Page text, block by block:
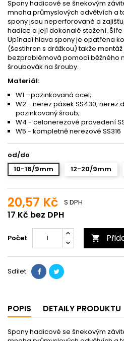
Spony hadicové se šnekovým
mnoha průmyslových odvětvích a
spony jsou neperforované a
hadice a její dokonalé stažení.
Upínací hlava spony je opatřena
(šestihran s drážkou) takže
bezproblémová pomocí běžného
šroubovák na šrouby.
Materiál:
W1 - pozinkovaná ocel;
W2 - nerez pásek SS430, nerez
pozinkovaný šroub;
W4 - celonerezové provedení
W5 - kompletně nerezové SS316
od/do
10-16/9mm
12-20/9mm
20,57 Kč
17 Kč bez DPH
S DPH
Počet 
Sdílet
POPIS DETAILY PRODUKTU
Spony hadicové se šnekovým